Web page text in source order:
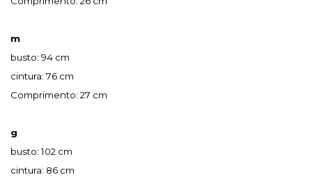
m
busto: 94 cm
cintura: 76 cm
Comprimento: 27 cm
g
busto: 102 cm
cintura: 86 cm